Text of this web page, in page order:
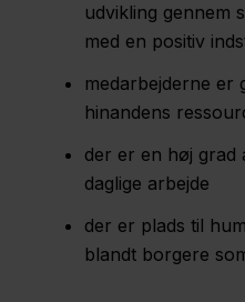
udvikling gennem
med en positiv
medarbejderne er
hinandens
der er en høj grad
daglige arbejde
der er plads til
blandt borgere